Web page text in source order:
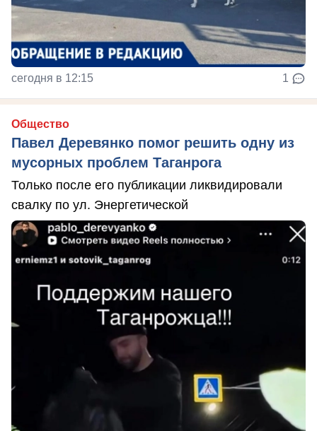
сегодня в 12:15 1
Общество
Павел Деревянко помог решить одну из
мусорных проблем Таганрога
Только после его публикации ликвидировали
свалку по ул. Энергетической